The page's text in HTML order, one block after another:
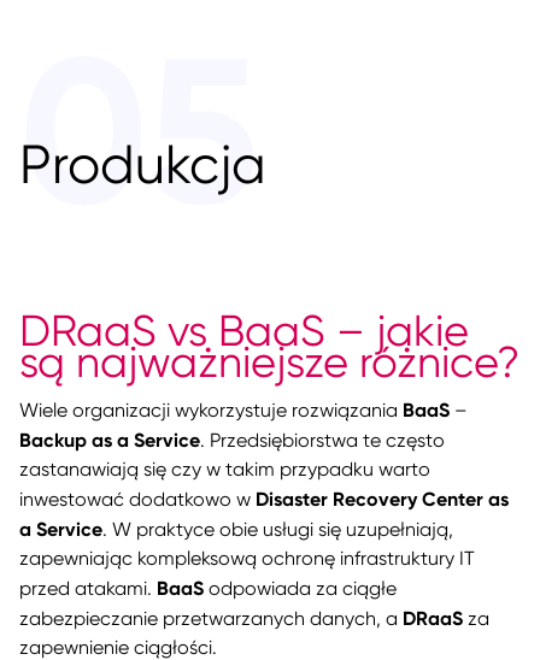
05
Produkcja
DRaaS vs BaaS – jakie
są najważniejsze różnice?
Wiele organizacji wykorzystuje rozwiązania BaaS –
Backup as a Service. Przedsiębiorstwa te często
zastanawiają się czy w takim przypadku warto
inwestować dodatkowo w Disaster Recovery Center as
a Service. W praktyce obie usługi się uzupełniają,
zapewniając kompleksową ochronę infrastruktury IT
przed atakami. BaaS odpowiada za ciągłe
zabezpieczanie przetwarzanych danych, a DRaaS za
zapewnienie ciągłości.